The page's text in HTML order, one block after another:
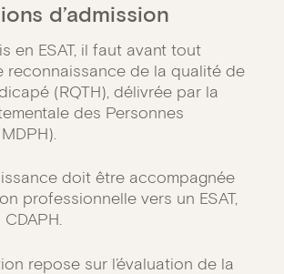
d’admission
en ESAT, il faut avant tout
reconnaissance de la qualité de
(RQTH), délivrée par la
des Personnes
doit être accompagnée
professionnelle vers un ESAT,
repose sur l’évaluation de la